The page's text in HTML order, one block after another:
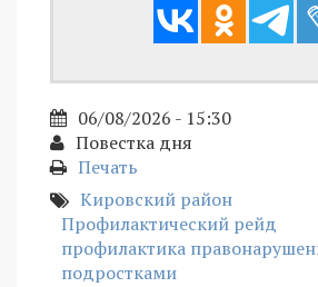
06/08/2026 - 15:30
Повестка дня
Печать
Кировский район
Профилактический рейд
профилактика
подростками